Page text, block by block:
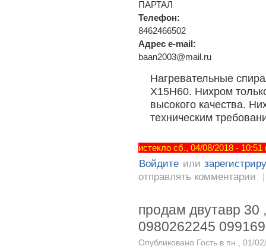
ПАРТАЛ
Телефон:
8462466502
Адрес e-mail:
baan2003@mail.ru
Нагревательные
Х15Н60. Нихром
высокого качества.
техническим
истекло сб., 04/08/2018 -
Войдите или
отправлять комментарии
продам двутавр 30
0980262245
Опубликовано Гость в пн., 01/